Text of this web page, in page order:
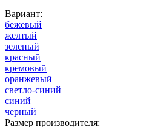
Вариант:
бежевый
желтый
зеленый
красный
кремовый
оранжевый
светло-синий
синий
черный
Размер производителя: